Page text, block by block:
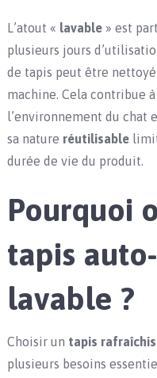
L’atout « lavable» est
plusieurs jours
de tapis peut être
machine. Cela contribue
l’environnement du chat
sa nature réutilisable
durée de vie du produit.
Pourquoi
tapis
lavable ?
Choisir un tapis
plusieurs besoins